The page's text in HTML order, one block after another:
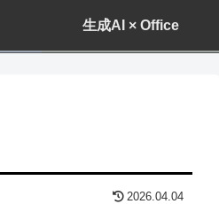
生成AI × Office
2026.04.04